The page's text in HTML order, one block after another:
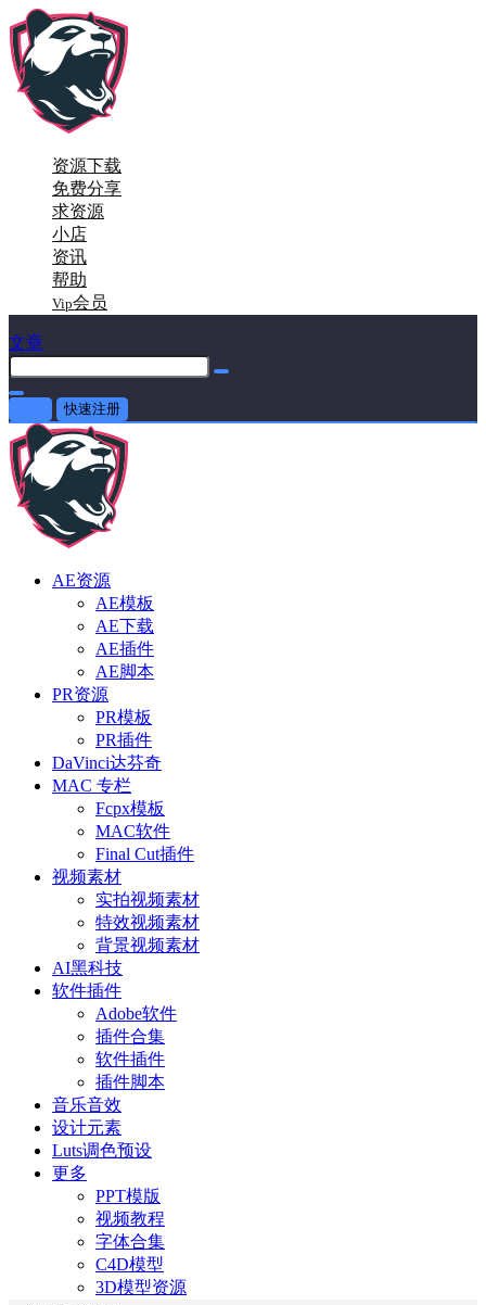
资源下载
免费分享
求资源
小店
资讯
帮助
Vip会员
文章
快速注册
AE资源
AE模板
AE下载
AE插件
AE脚本
PR资源
PR模板
PR插件
DaVinci达芬奇
MAC 专栏
Fcpx模板
MAC软件
Final Cut插件
视频素材
实拍视频素材
特效视频素材
背景视频素材
AI黑科技
软件插件
Adobe软件
插件合集
软件插件
插件脚本
音乐音效
设计元素
Luts调色预设
更多
PPT模版
视频教程
字体合集
C4D模型
3D模型资源